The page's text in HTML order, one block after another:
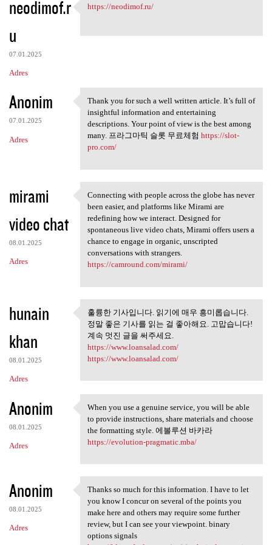
neodimof.r
u
07.01.2025
Adres
https://neodimof.ru/
https://neodimof.ru/
Anonim
07.01.2025
Adres
Thank you for such a well
Thank you for such a well written article. It’s full of
insightful information and entertaining
descriptions. Your point of view is the best among
many. 프라그마틱 슬롯 무료체험 https://slot-
pro.com/
mirami
video chat
08.01.2025
Adres
Connecting with people across
Connecting with people across the globe has never
been easier, and platforms like Mirami are
redefining how we interact. Designed for
spontaneous live video chats, Mirami offers users a
chance to engage in organic, unscripted
conversations with strangers.
https://camround.com/mirami/
hunain
khan
08.01.2025
Adres
훌륭한 기사입니다. 읽기에 매우
흥미롭습니다. 정말
훌륭한 기사입니다. 읽기에 매우 흥미롭습니다.
정말 좋은 기사를 읽는 걸 좋아해요. 고맙습니다!
계속 멋진 글을 써주세요.
https://www.loansalad.com/
https://www.loansalad.com/
Anonim
08.01.2025
Adres
When you use a genuine
When you use a genuine service, you will be able
to provide instructions, share materials and choose
the formatting style. 에볼루션 바카라
https://evolution-pragmatic.mba/
Anonim
08.01.2025
Adres
Thanks so much for this
Thanks so much for this information. I have to let
you know I concur on several of the points you
make here and others may require some further
review, but I can see your viewpoint. binary
options signals